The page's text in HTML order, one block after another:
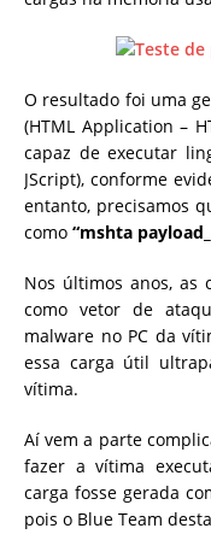
O resultado foi uma
(HTML Application –
capaz de executar
JScript), conforme
entanto, precisamos
como “mshta
Nos últimos anos, as
como vetor de
malware no PC da
essa carga útil
vítima.
Aí vem a parte
fazer a vítima
carga fosse gerada
pois o Blue Team